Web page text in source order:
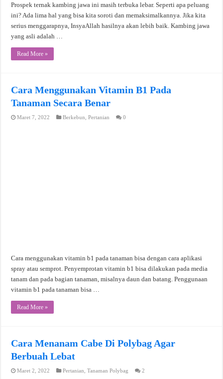
Prospek ternak kambing jawa ini masih terbuka lebar. Seperti apa peluang
ini? Ada lima hal yang bisa kita soroti dan memaksimalkannya. Jika kita
serius menggarapnya, InsyaAllah hasilnya akan lebih baik. Kambing jawa
yang asli adalah …
Read More »
Cara Menggunakan Vitamin B1 Pada
Tanaman Secara Benar
Maret 7, 2022 Berkebun ,Pertanian 0
Cara menggunakan vitamin b1 pada tanaman bisa dengan cara aplikasi
spray atau semprot. Penyemprotan vitamin b1 bisa dilakukan pada media
tanam dan pada bagian tanaman, misalnya daun dan batang. Penggunaan
vitamin b1 pada tanaman bisa …
Read More »
Cara Menanam Cabe Di Polybag Agar
Berbuah Lebat
Maret 2, 2022 Pertanian ,Tanaman Polybag 2